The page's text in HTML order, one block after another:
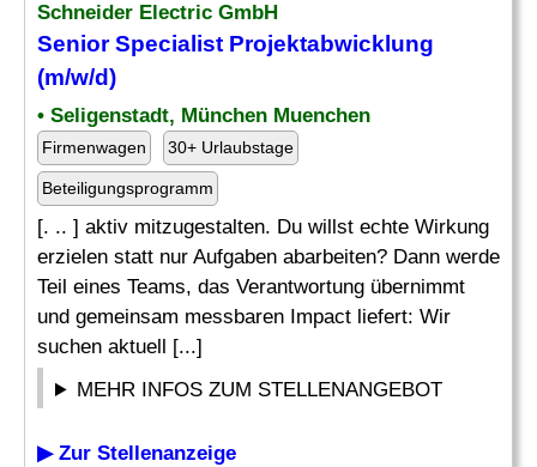
Schneider Electric GmbH
Senior Specialist Projektabwicklung
(m/w/d)
• Seligenstadt, München Muenchen
Firmenwagen 30+ Urlaubstage
Beteiligungsprogramm
[. .. ] aktiv mitzugestalten. Du willst echte Wirkung
erzielen statt nur Aufgaben abarbeiten? Dann werde
Teil eines Teams, das Verantwortung übernimmt
und gemeinsam messbaren Impact liefert: Wir
suchen aktuell [...]
MEHR INFOS ZUM STELLENANGEBOT
▶ Zur Stellenanzeige